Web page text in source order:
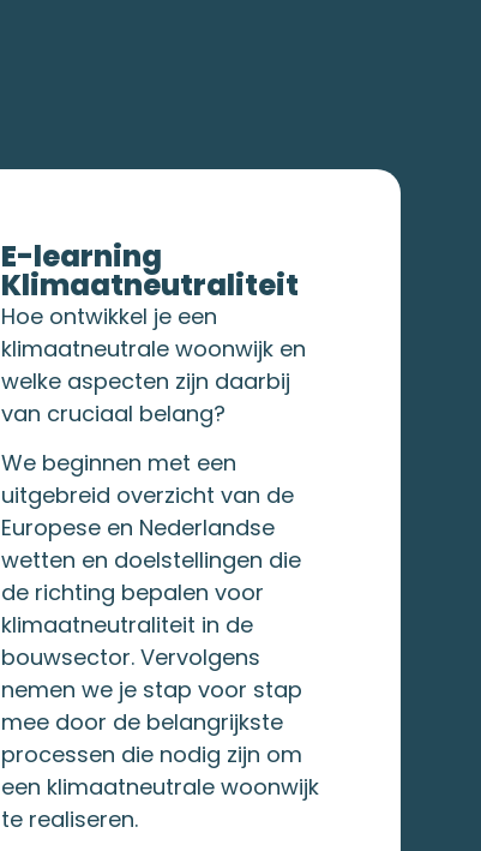
E-learning
Klimaatneutraliteit
Hoe ontwikkel je een
klimaatneutrale woonwijk en
welke aspecten zijn daarbij
van cruciaal belang?
We beginnen met een
uitgebreid overzicht van de
Europese en Nederlandse
wetten en doelstellingen die
de richting bepalen voor
klimaatneutraliteit in de
bouwsector. Vervolgens
nemen we je stap voor stap
mee door de belangrijkste
processen die nodig zijn om
een klimaatneutrale woonwijk
te realiseren.